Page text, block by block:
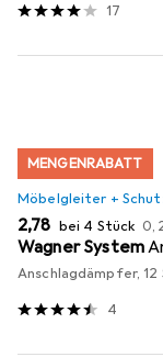
17
MENGENRABATT
Möbelgleiter +
EUR
2,78 bei 4 Stück
Wagner System
Anschlagdämpfer, 12
4